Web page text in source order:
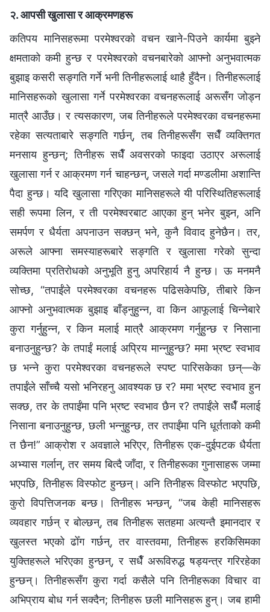
२. आपसी खुलासा र आक्रमणहरू
कतिपय मानिसहरूमा परमेश्‍वरको वचन खाने-पिउने कार्यमा बुझ्ने
क्षमताको कमी हुन्छ र परमेश्‍वरको वचनबारेको आफ्नो अनुभवात्मक
बुझाइ कसरी सङ्गति गर्ने भनी तिनीहरूलाई थाहै हुँदैन। तिनीहरूलाई
मानिसहरूको खुलासा गर्ने परमेश्‍वरका वचनहरूलाई अरूसँग जोड्न
मात्रै आउँछ। र त्यसकारण, जब तिनीहरूले परमेश्‍वरका वचनहरूमा
रहेका सत्यताबारे सङ्गति गर्छन्, तब तिनीहरूसँग सधैँ व्यक्तिगत
मनसाय हुन्छन्; तिनीहरू सधैँ अवसरको फाइदा उठाएर अरूलाई
खुलासा गर्न र आक्रमण गर्न चाहन्छन्, जसले गर्दा मण्डलीमा अशान्ति
पैदा हुन्छ। यदि खुलासा गरिएका मानिसहरूले यी परिस्थितिहरूलाई
सही रूपमा लिन, र ती परमेश्‍वरबाट आएका हुन् भनेर बुझ्न, अनि
समर्पण र धैर्यता अपनाउन सक्छन् भने, कुनै विवाद हुनेछैन। तर,
अरूले आफ्ना समस्याहरूबारे सङ्गति र खुलासा गरेको सुन्दा
व्यक्तिमा प्रतिरोधको अनुभूति हुनु अपरिहार्य नै हुन्छ। ऊ मनमनै
सोच्छ, “तपाईंले परमेश्‍वरका वचनहरू पढिसकेपछि, तीबारे किन
आफ्नो अनुभवात्मक बुझाइ बाँड्नुहुन्‍न, वा किन आफूलाई चिन्‍नेबारे
कुरा गर्नुहुन्‍न, र किन मलाई मात्रै आक्रमण गर्नुहुन्छ र निसाना
बनाउनुहुन्छ? के तपाईं मलाई अप्रिय मान्‍नुहुन्छ? ममा भ्रष्ट स्वभाव
छ भन्‍ने कुरा परमेश्‍वरका वचनहरूले स्पष्ट पारिसकेका छन्—के
तपाईंले साँच्‍चै यसो भनिरहनु आवश्यक छ र? ममा भ्रष्ट स्वभाव हुन
सक्छ, तर के तपाईंमा पनि भ्रष्ट स्वभाव छैन र? तपाईंले सधैँ मलाई
निसाना बनाउनुहुन्छ, छली भन्‍नुहुन्छ, तर तपाईंमा पनि धूर्तताको कमी
त छैन!” आक्रोश र अवज्ञाले भरिएर, तिनीहरू एक-दुईपटक धैर्यता
अभ्यास गर्लान्, तर समय बित्दै जाँदा, र तिनीहरूका गुनासाहरू जम्मा
भएपछि, तिनीहरू विस्फोट हुन्छन्। अनि तिनीहरू विस्फोट भएपछि,
कुरो विपत्तिजनक बन्छ। तिनीहरू भन्छन्, “जब केही मानिसहरू
व्यवहार गर्छन् र बोल्छन्, तब तिनीहरू सतहमा अत्यन्तै इमानदार र
खुलस्त भएको ढोँग गर्छन्, तर वास्तवमा, तिनीहरू हरकिसिमका
युक्तिहरूले भरिएका हुन्छन्, र सधैँ अरूविरुद्ध षड्यन्त्र गरिरहेका
हुन्छन्। तिनीहरूसँग कुरा गर्दा कसैले पनि तिनीहरूका विचार वा
अभिप्राय बोध गर्न सक्दैन; तिनीहरू छली मानिसहरू हुन्। जब हामी